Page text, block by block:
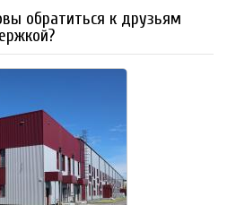
обратиться к друзьям